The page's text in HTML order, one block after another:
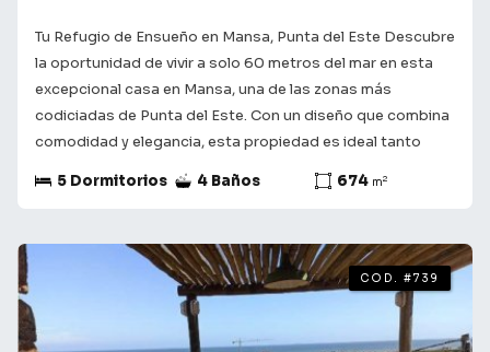
Tu Refugio de Ensueño en Mansa, Punta del Este Descubre
la oportunidad de vivir a solo 60 metros del mar en esta
excepcional casa en Mansa, una de las zonas más
codiciadas de Punta del Este. Con un diseño que combina
comodidad y elegancia, esta propiedad es ideal tanto
año. **Características destacadas:** - **Amplios
casa ofrece el espacio perfecto para familias o grupos de
amigos. Cada rincón ha sido pensado para brindar confort
y privacidad. - **Cocina y Áreas Comunes:** La cocina es
amplia y funcional, ideal para los amantes de la
5 Dormitorios 4 Baños 674 m2
COD. #739